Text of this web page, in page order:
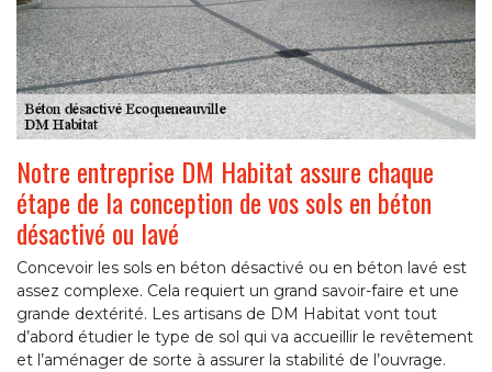
Notre entreprise DM Habitat assure chaque
étape de la conception de vos sols en béton
désactivé ou lavé
Concevoir les sols en béton désactivé ou en béton lavé est
assez complexe. Cela requiert un grand savoir-faire et une
grande dextérité. Les artisans de DM Habitat vont tout
d’abord étudier le type de sol qui va accueillir le revêtement
et l’aménager de sorte à assurer la stabilité de l’ouvrage.